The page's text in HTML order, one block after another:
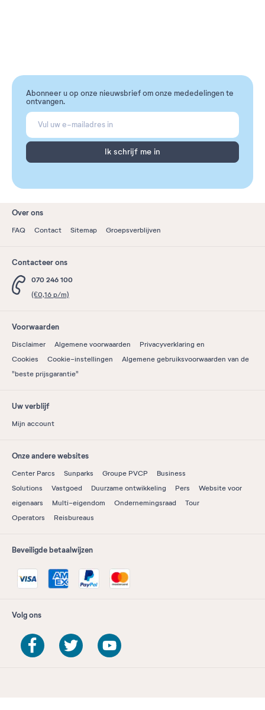
Abonneer u op onze nieuwsbrief om onze mededelingen te
ontvangen.
Ik schrijf me in
Over ons
FAQ Contact Sitemap Groepsverblijven
Contacteer ons
070 246 100
(€0,16 p/m)
Voorwaarden
Disclaimer Algemene voorwaarden
Privacyverklaring en
Cookies
Cookie-instellingen
Algemene gebruiksvoorwaarden van de
"beste prijsgarantie"
Uw verblijf
Mijn account
Onze andere websites
Center Parcs Sunparks Groupe PVCP
Business
Solutions
Vastgoed Duurzame ontwikkeling Pers
Website voor
eigenaars
Multi-eigendom Ondernemingsraad
Tour
Operators
Reisbureaus
Beveiligde betaalwijzen
Volg ons